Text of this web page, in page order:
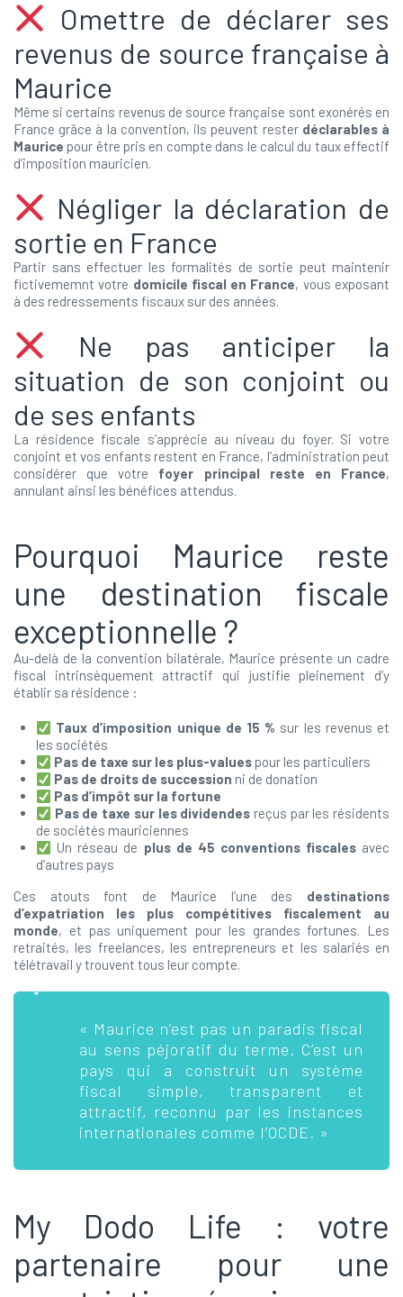
Omettre de déclarer ses
revenus de source française à
Maurice
Même si certains revenus de source française sont exonérés en
France grâce à la convention, ils peuvent rester déclarables à
Maurice pour être pris en compte dans le calcul du taux effectif
d’imposition mauricien.
Négliger la déclaration de
sortie en France
Partir sans effectuer les formalités de sortie peut maintenir
fictivememnt votre domicile fiscal en France, vous exposant
à des redressements fiscaux sur des années.
Ne pas anticiper la
situation de son conjoint ou
de ses enfants
La résidence fiscale s’apprécie au niveau du foyer. Si votre
conjoint et vos enfants restent en France, l’administration peut
considérer que votre foyer principal reste en France,
annulant ainsi les bénéfices attendus.
Pourquoi Maurice reste
une destination fiscale
exceptionnelle ?
Au-delà de la convention bilatérale, Maurice présente un cadre
fiscal intrinsèquement attractif qui justifie pleinement d’y
établir sa résidence :
Taux d’imposition unique de 15 % sur les revenus et
les sociétés
Pas de taxe sur les plus-values pour les particuliers
Pas de droits de succession ni de donation
Pas d’impôt sur la fortune
Pas de taxe sur les dividendes reçus par les résidents
de sociétés mauriciennes
Un réseau de plus de 45 conventions fiscalesavec
d’autres pays
Ces atouts font de Maurice l’une des destinations
d’expatriation les plus compétitives fiscalement au
monde, et pas uniquement pour les grandes fortunes. Les
retraités, les freelances, les entrepreneurs et les salariés en
télétravail y trouvent tous leur compte.
« Maurice n’est pas un paradis fiscal
au sens péjoratif du terme. C’est un
pays qui a construit un système
fiscal simple, transparent et
attractif, reconnu par les instances
internationales comme l’OCDE. »
My Dodo Life : votre
partenaire pour une